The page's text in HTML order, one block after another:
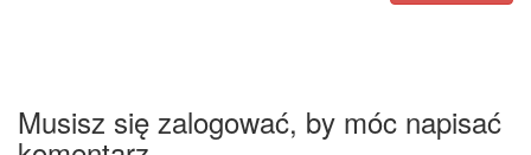
Musisz się zalogować, by móc napisać